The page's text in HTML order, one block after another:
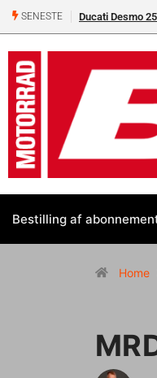
SENESTE Ducati Desmo
Bestilling af
Home